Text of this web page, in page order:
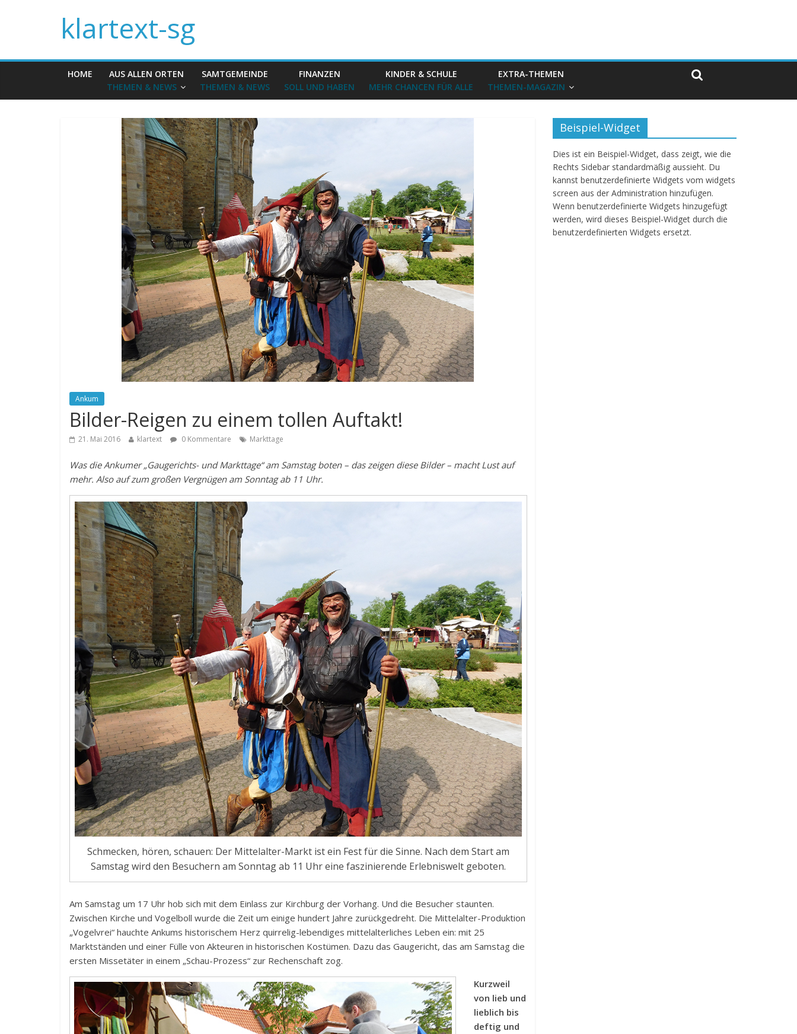
klartext-sg
HOME
AUS ALLEN ORTEN
THEMEN & NEWS
SAMTGEMEINDE
THEMEN & NEWS
FINANZEN
SOLL UND HABEN
KINDER & SCHULE
MEHR CHANCEN FÜR ALLE
EXTRA-THEMEN
THEMEN-MAGAZIN
Ankum
Bilder-Reigen zu einem tollen Auftakt!
21. Mai 2016 klartext 0 Kommentare Markttage
Was die Ankumer „Gaugerichts- und Markttage“ am Samstag boten – das zeigen diese Bilder – macht Lust auf
mehr. Also auf zum großen Vergnügen am Sonntag ab 11 Uhr.
Schmecken, hören, schauen: Der Mittelalter-Markt ist ein Fest für die Sinne. Nach dem Start am
Samstag wird den Besuchern am Sonntag ab 11 Uhr eine faszinierende Erlebniswelt geboten.
Am Samstag um 17 Uhr hob sich mit dem Einlass zur Kirchburg der Vorhang. Und die Besucher staunten.
Zwischen Kirche und Vogelboll wurde die Zeit um einige hundert Jahre zurückgedreht. Die Mittelalter-Produktion
„Vogelvrei“ hauchte Ankums historischem Herz quirrelig-lebendiges mittelalterliches Leben ein: mit 25
Marktständen und einer Fülle von Akteuren in historischen Kostümen. Dazu das Gaugericht, das am Samstag die
ersten Missetäter in einem „Schau-Prozess“ zur Rechenschaft zog.
Kurzweil
von lieb und
lieblich bis
deftig und
Beispiel-Widget
Dies ist ein Beispiel-Widget, dass zeigt, wie die
Rechts Sidebar standardmäßig aussieht. Du
kannst benutzerdefinierte Widgets vom widgets
screen aus der Administration hinzufügen.
Wenn benutzerdefinierte Widgets hinzugefügt
werden, wird dieses Beispiel-Widget durch die
benutzerdefinierten Widgets ersetzt.